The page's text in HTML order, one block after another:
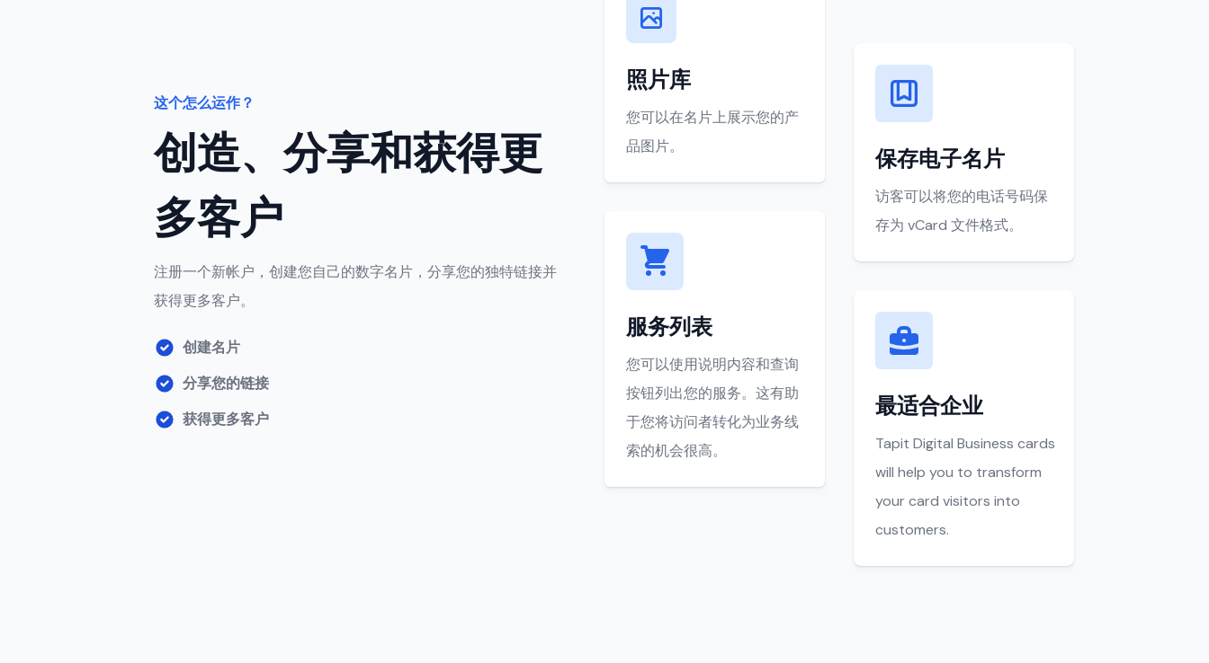
这个怎么运作？
创造、分享和获得更
多客户
注册一个新帐户，创建您自己的数字名片，分享您的独特链接并
获得更多客户。
创建名片
分享您的链接
获得更多客户
照片库
您可以在名片上展示您的产
品图片。
服务列表
您可以使用说明内容和查询
按钮列出您的服务。这有助
于您将访问者转化为业务线
索的机会很高。
保存电子名片
访客可以将您的电话号码保
存为 vCard 文件格式。
最适合企业
Tapit Digital Business cards
will help you to transform
your card visitors into
customers.